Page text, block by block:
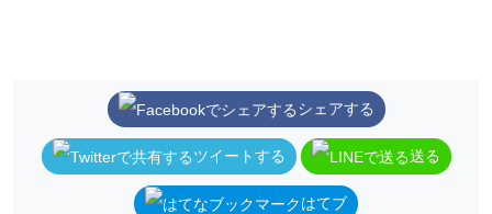
シェアする
ツイートする 送る
はてブ